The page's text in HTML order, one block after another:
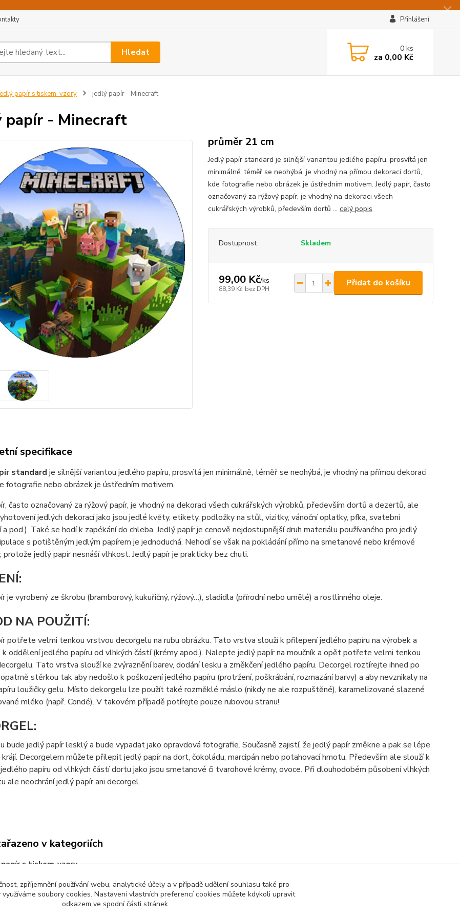
Přihlášení
Hledat 0ks
za 0,00 Kč
papír s tiskem-vzory jedlý papír - Minecraft
papír - Minecraft
průměr 21 cm
Jedlý papír standard je silnější variantou jedlého papíru, prosvítá jen
minimálně, téměř se neohýbá, je vhodný na přímou dekoraci dortů,
kde fotografie nebo obrázek je ústředním motivem. Jedlý papír, často
označovaný za rýžový papír, je vhodný na dekoraci všech
cukrářských výrobků, především dortů ... celý popis
Dostupnost Skladem
99,00 Kč/ks
88,39 Kč bez DPH
Přidat do košíku
specifikace
standard je silnější variantou jedlého papíru, prosvítá jen minimálně, téměř se neohýbá, je vhodný na přímou dekoraci
fotografie nebo obrázek je ústředním motivem.
často označovaný za rýžový papír, je vhodný na dekoraci všech cukrářských výrobků, především dortů a dezertů, ale
jedlých dekorací jako jsou jedlé květy, etikety, podložky na stůl, vizitky, vánoční oplatky, pfka, svatební
a pod.). Také se hodí k zapékání do chleba. Jedlý papír je cenově nejdostupnější druh materiálu používaného pro jedlý
s potištěným jedlým papírem je jednoduchá. Nehodí se však na pokládání přímo na smetanové nebo krémové
protože jedlý papír nesnáší vlhkost. Jedlý papír je prakticky bez chuti.
je vyrobený ze škrobu (bramborový, kukuřičný, rýžový…), sladidla (přírodní nebo umělé) a rostlinného oleje.
NA POUŽITÍ:
potřete velmi tenkou vrstvou decorgelu na rubu obrázku. Tato vrstva slouží k přilepení jedlého papíru na výrobek a
k oddělení jedlého papíru od vlhkých částí (krémy apod.). Nalepte jedlý papír na moučník a opět potřete velmi tenkou
Tato vrstva slouží ke zvýraznění barev, dodání lesku a změkčení jedlého papíru. Decorgel roztírejte ihned po
stěrkou tak aby nedošlo k poškození jedlého papíru (protržení, poškrábání, rozmazání barvy) a aby nevznikaly na
loužičky gelu. Místo dekorgelu lze použít také rozměklé máslo (nikdy ne ale rozpuštěné), karamelizované slazené
mléko (např. Condé). V takovém případě potírejte pouze rubovou stranu!
bude jedlý papír lesklý a bude vypadat jako opravdová fotografie. Současně zajistí, že jedlý papír změkne a pak se lépe
Decorgelem můžete přilepit jedlý papír na dort, čokoládu, marcipán nebo potahovací hmotu. Především ale slouží k
papíru od vlhkých částí dortu jako jsou smetanové či tvarohové krémy, ovoce. Při dlouhodobém působení vlhkých
ale neochrání jedlý papír ani decorgel.
v kategoriích
papír s tiskem-vzory
zpříjemnění používání webu, analytické účely a v případě udělení souhlasu také pro
soubory cookies. Nastavení vlastních preferencí cookies můžete kdykoli upravit
odkazem ve spodní části stránek.